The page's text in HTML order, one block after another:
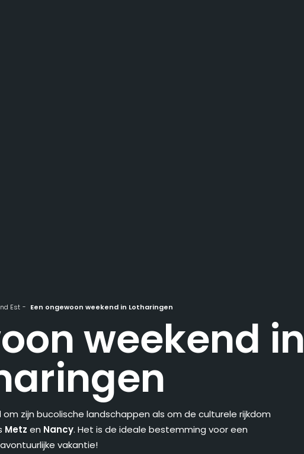
Est Een ongewoon weekend in Lotharingen
weekend in
zijn bucolische landschappen als om de culturele rijkdom
Metz en Nancy. Het is de ideale bestemming voor een
avontuurlijke vakantie!